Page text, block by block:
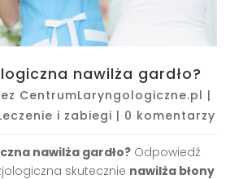
nawilża gardło?
CentrumLaryngologiczne.pl |
i zabiegi | 0 komentarzy
nawilża gardło? Odpowiedź
skutecznie nawilża błony